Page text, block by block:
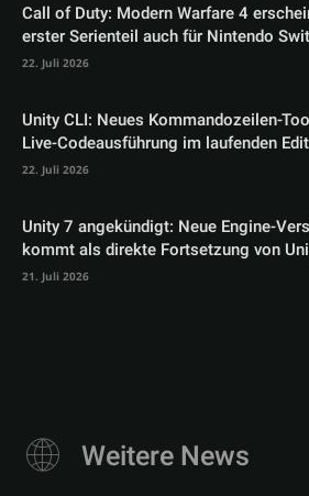
Call of Duty: Modern Warfare 4
erster Serienteil auch für Nintendo
22. Juli 2026
Unity CLI: Neues Kommandozeilen-
Live-Codeausführung im laufenden
22. Juli 2026
Unity 7 angekündigt: Neue Engine-
kommt als direkte Fortsetzung von
21. Juli 2026
Weitere News